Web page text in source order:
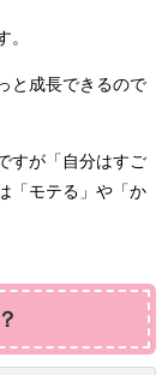
。
と成長できるので
すが「自分はすご
「モテる」や「か